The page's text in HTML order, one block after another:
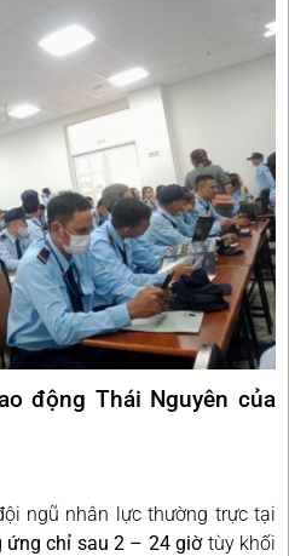
động Thái Nguyên của
ngũ nhân lực thường trực tại
ứng chỉ sau 2 – 24 giờtùy khối